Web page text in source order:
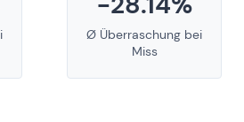
Ø Überraschung bei
Miss